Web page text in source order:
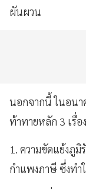
ผันผวน
นอกจากนี้ ในอนา
ท้าทายหลัก 3 เรื่อ
1. ความขัดแย้งภูมิ
กำแพงภาษี ซึ่งทำ